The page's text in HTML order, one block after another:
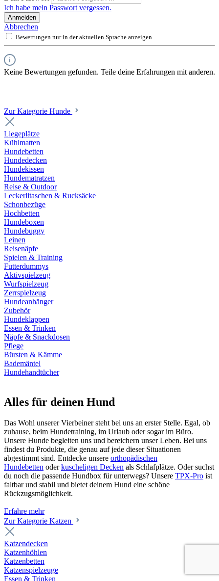
Ich habe mein Passwort vergessen.
Anmelden
Abbrechen
Bewertungen nur in der aktuellen Sprache anzeigen.
Keine Bewertungen gefunden. Teile deine Erfahrungen mit anderen.
Zur Kategorie Hunde
Liegeplätze
Kühlmatten
Hundebetten
Hundedecken
Hundekissen
Hundematratzen
Reise & Outdoor
Leckerlitaschen & Rucksäcke
Schonbezüge
Hochbetten
Hundeboxen
Hundebuggy
Leinen
Reisenäpfe
Spielen & Training
Futterdummys
Aktivspielzeug
Wurfspielzeug
Zerrspielzeug
Hundeanhänger
Zubehör
Hundeklappen
Essen & Trinken
Näpfe & Snackdosen
Pflege
Bürsten & Kämme
Bademäntel
Hundehandtücher
Alles für deinen Hund
Das Wohl unserer Vierbeiner steht bei uns an erster Stelle. Egal, ob
zuhause, beim Hundetraining, im Urlaub oder sogar im Büro.
Unsere Hunde begleiten uns und bereichern unser Leben. Bei uns
findest du Produkte, die genau auf jede dieser Situationen
abgestimmt sind. Entdecke unsere orthopädischen
Hundebetten oderkuscheligen Decken als Schlafplätze. Oder suchst
du noch die passende Hundbox für unterwegs? Unsere TPX-Pro ist
faltbar und stabil und bietet deinem Hund eine schöne
Rückzugsmöglichkeit.
Erfahre mehr
Zur Kategorie Katzen
Katzendecken
Katzenhöhlen
Katzenbetten
Katzenspielzeuge
Essen & Trinken